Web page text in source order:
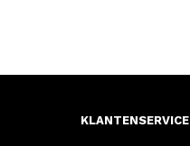
KLANTENSERVICE